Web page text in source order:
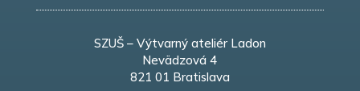
SZUŠ – Výtvarný ateliér Ladon
Nevädzová 4
821 01 Bratislava